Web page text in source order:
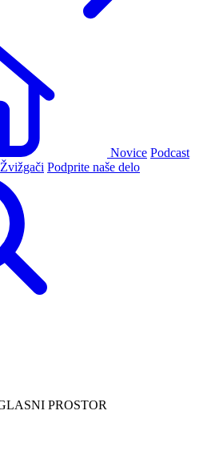
Novice Podcast
Žvižgači Podprite naše delo